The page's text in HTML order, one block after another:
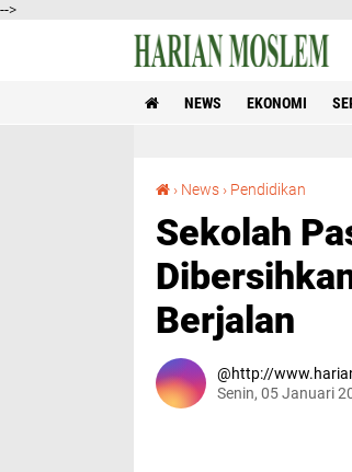
-->
NEWS EKONOMI
› News › Pendidikan
Sekolah
Berjalan
http://
Senin, 05 Januari